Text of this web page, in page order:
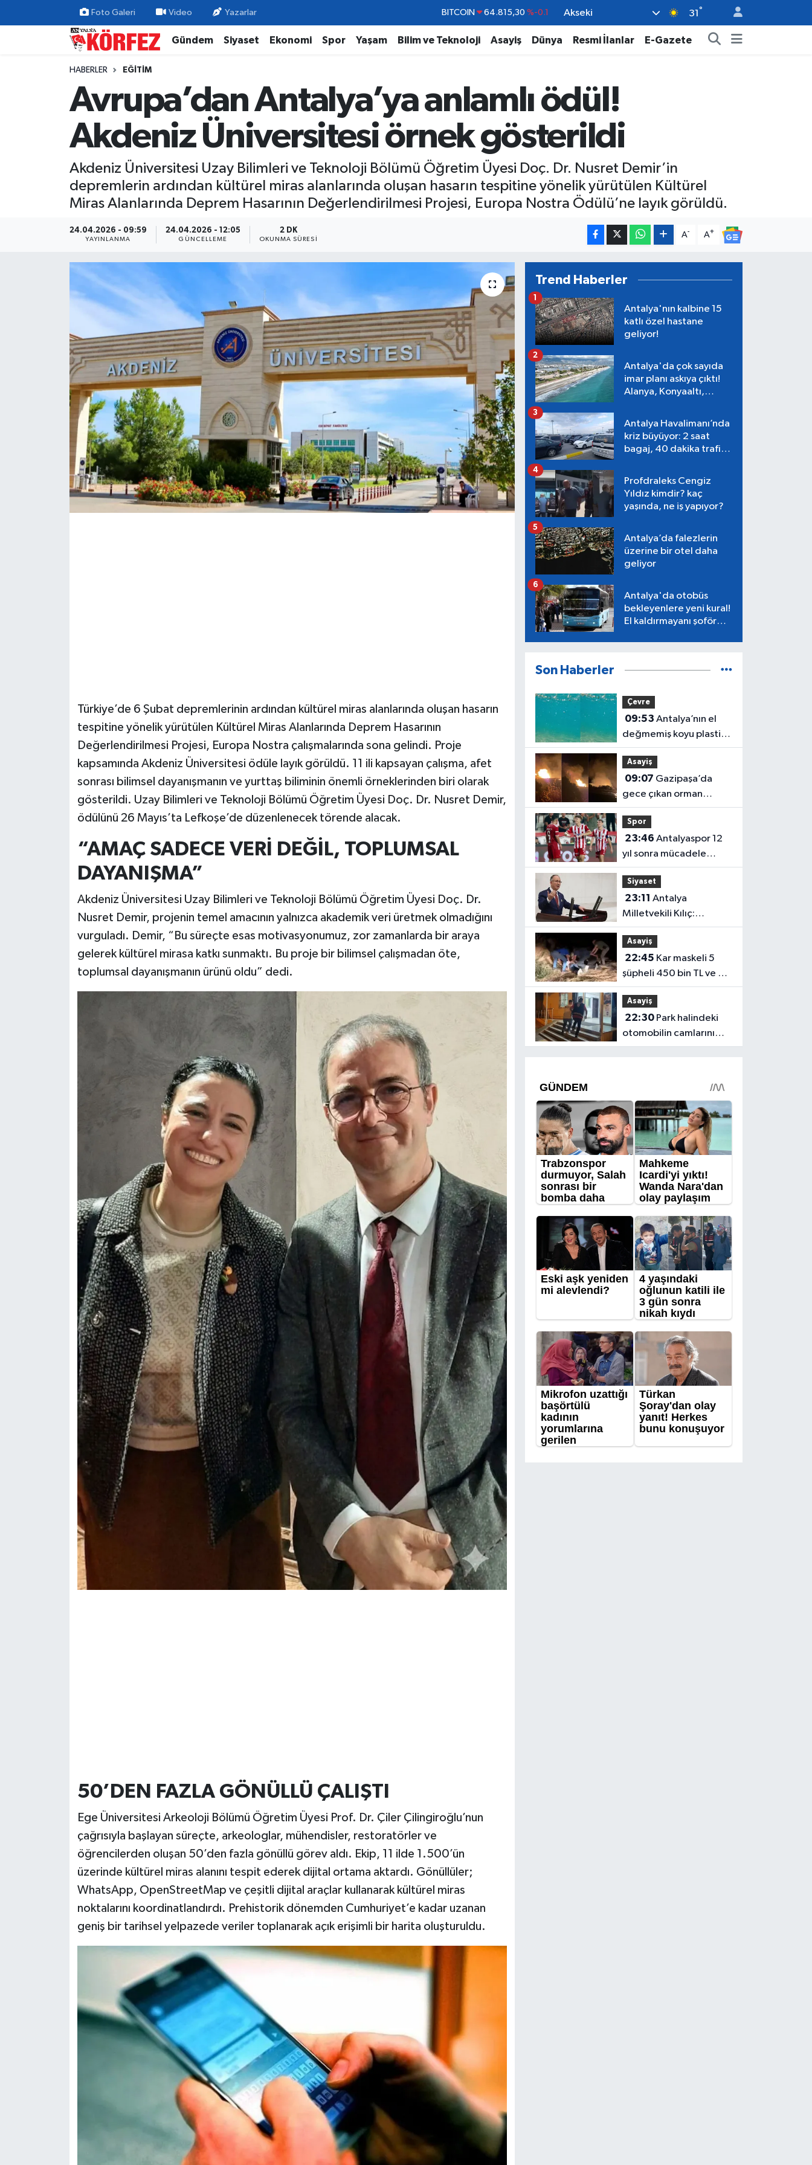
Foto Galeri Video Yazarlar DOLAR 47,7436 %0.18
EURO 55,2510 %0.32
BİST100 13.779 %-14
BITCOIN 64.815,30
Akseki 31 °
Gündem Siyaset Ekonomi Spor Yaşam Bilim ve Teknoloji Asayiş Dünya Resmi İlanlar E-Gazete
HABERLER EĞITIM
Avrupa’dan Antalya’ya anlamlı ödül!
Akdeniz Üniversitesi örnek gösterildi
Akdeniz Üniversitesi Uzay Bilimleri ve Teknoloji Bölümü Öğretim Üyesi Doç. Dr. Nusret Demir’in
depremlerin ardından kültürel miras alanlarında oluşan hasarın tespitine yönelik yürütülen Kültürel
Miras Alanlarında Deprem Hasarının Değerlendirilmesi Projesi, Europa Nostra Ödülü’ne layık görüldü.
24.04.2026 - 09:59
YAYINLANMA
24.04.2026 - 12:05
GÜNCELLEME
2 DK
OKUNMA SÜRESI
A- A+
Türkiye’de 6 Şubat depremlerinin ardından kültürel miras alanlarında oluşan hasarın
tespitine yönelik yürütülen Kültürel Miras Alanlarında Deprem Hasarının
Değerlendirilmesi Projesi, Europa Nostra çalışmalarında sona gelindi. Proje
kapsamında Akdeniz Üniversitesi ödüle layık görüldü. 11 ili kapsayan çalışma, afet
sonrası bilimsel dayanışmanın ve yurttaş biliminin önemli örneklerinden biri olarak
gösterildi. Uzay Bilimleri ve Teknoloji Bölümü Öğretim Üyesi Doç. Dr. Nusret Demir,
ödülünü 26 Mayıs’ta Lefkoşe’de düzenlenecek törende alacak.
“AMAÇ SADECE VERİ DEĞİL, TOPLUMSAL
DAYANIŞMA”
Akdeniz Üniversitesi Uzay Bilimleri ve Teknoloji Bölümü Öğretim Üyesi Doç. Dr.
Nusret Demir, projenin temel amacının yalnızca akademik veri üretmek olmadığını
vurguladı. Demir, “Bu süreçte esas motivasyonumuz, zor zamanlarda bir araya
gelerek kültürel mirasa katkı sunmaktı. Bu proje bir bilimsel çalışmadan öte,
toplumsal dayanışmanın ürünü oldu” dedi.
50’DEN FAZLA GÖNÜLLÜ ÇALIŞTI
Ege Üniversitesi Arkeoloji Bölümü Öğretim Üyesi Prof. Dr. Çiler Çilingiroğlu’nun
çağrısıyla başlayan süreçte, arkeologlar, mühendisler, restoratörler ve
öğrencilerden oluşan 50’den fazla gönüllü görev aldı. Ekip, 11 ilde 1.500’ün
üzerinde kültürel miras alanını tespit ederek dijital ortama aktardı. Gönüllüler;
WhatsApp, OpenStreetMap ve çeşitli dijital araçlar kullanarak kültürel miras
noktalarını koordinatlandırdı. Prehistorik dönemden Cumhuriyet’e kadar uzanan
geniş bir tarihsel yelpazede veriler toplanarak açık erişimli bir harita oluşturuldu.
Trend Haberler
Antalya'nın kalbine 15
katlı özel hastane
geliyor!
1
Antalya'da çok sayıda
imar planı askıya çıktı!
Alanya, Konyaaltı,
2
Antalya Havalimanı’nda
kriz büyüyor: 2 saat
bagaj, 40 dakika trafik,
3
Profdraleks Cengiz
Yıldız kimdir? kaç
yaşında, ne iş yapıyor?
4
Antalya’da falezlerin
üzerine bir otel daha
geliyor
5
Antalya'da otobüs
bekleyenlere yeni kural!
El kaldırmayanı şoför
6
Son Haberler
Çevre
09:53
değmemiş koyu plastik
çöplüğüne döndü!
Asayiş
09:07
gece çıkan orman
yangını söndürüldü, D-
400 trafiğe açıldı
Spor
23:46
yıl sonra mücadele
ettiği 1. Lig’e galibiyet
ile başladı
Siyaset
23:11
Milletvekili Kılıç:
"Ormanlar sadece
alevlerle yok olmuyor"
Asayiş
22:45
şüpheli 450 bin TL ve 50
gram altını çaldı
Asayiş
22:30Park halindeki
otomobilin camlarını
kırdı
Gündem
Yerel Yönetim
Ekonomi
Magazin
Kültür ve Sanat
Sivil Toplum
Nöbetçi Eczaneler
Trafik Durumu
Süper Lig Puan Durumu ve Fikstür
Tüm Manşetler
Son Dakika Haberleri
Haber Arşivi